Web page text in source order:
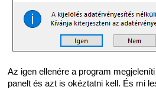
Az igen ellenére a program
panelt és azt is okéztatni kell. És mi